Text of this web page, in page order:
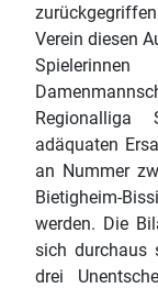
Verein diesen
adäquaten
an Nummer
Bietigheim-
werden. Die
sich durchaus
drei